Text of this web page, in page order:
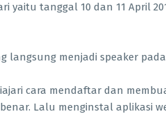
tanggal 10 dan 11 April
langsung menjadi speaker pada
cara mendaftar dan
Lalu menginstal aplikasi